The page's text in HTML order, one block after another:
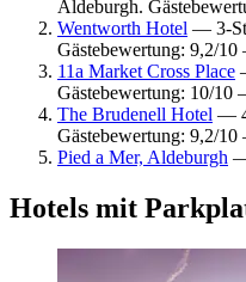
Aldeburgh.
Wentworth Hotel — 3-
Gästebewertung: 9,2/
11a Market Cross Place
Gästebewertung: 10/
The Brudenell Hotel —
Gästebewertung: 9,2/
Pied a Mer, Aldeburgh —
Hotels mit